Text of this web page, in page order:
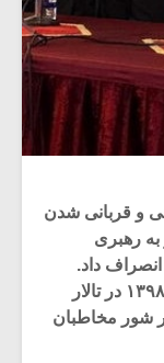
و قربانی شدن
به رهبری
داد.
کنسرت قبلی این ارکستر جمعه ۲۴ آبان ۱۳۹۸ در تالار
شور مخاطبان